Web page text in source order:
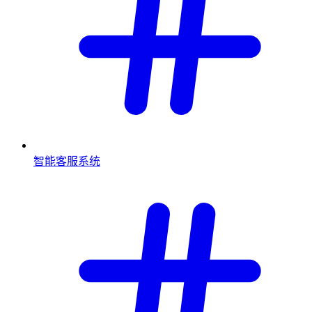
智能客服系统